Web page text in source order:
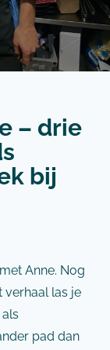
– drie
bij
Anne. Nog
verhaal las je
pad dan